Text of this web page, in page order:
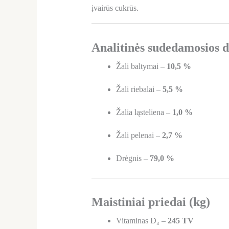
įvairūs cukrūs.
Analitinės sudedamosios
Žali baltymai – 10,5 %
Žali riebalai – 5,5 %
Žalia ląsteliena – 1,0 %
Žali pelenai – 2,7 %
Drėgnis – 79,0 %
Maistiniai priedai (kg)
Vitaminas D₃ – 245 TV